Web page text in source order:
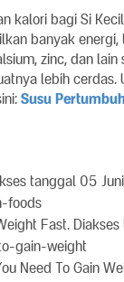
kalori bagi Si
banyak
zinc, dan
lebih cerdas.
Susu
tanggal 05
foods
Fast.
gain-weight
Need To Gain